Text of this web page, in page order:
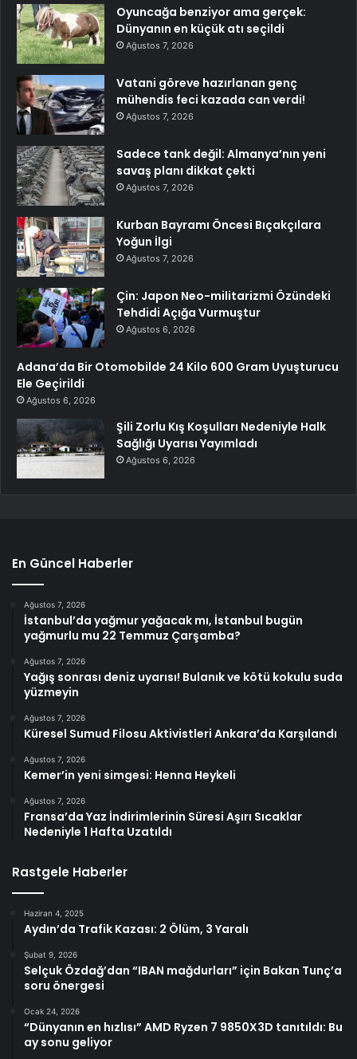
Oyuncağa benziyor ama gerçek:
Dünyanın en küçük atı seçildi
Ağustos 7, 2026
Vatani göreve hazırlanan genç
mühendis feci kazada can verdi!
Ağustos 7, 2026
Sadece tank değil: Almanya’nın yeni
savaş planı dikkat çekti
Ağustos 7, 2026
Kurban Bayramı Öncesi Bıçakçılara
Yoğun İlgi
Ağustos 7, 2026
Çin: Japon Neo-militarizmi Özündeki
Tehdidi Açığa Vurmuştur
Ağustos 6, 2026
Adana’da Bir Otomobilde 24 Kilo 600 Gram Uyuşturucu
Ele Geçirildi
Ağustos 6, 2026
Şili Zorlu Kış Koşulları Nedeniyle Halk
Sağlığı Uyarısı Yayımladı
Ağustos 6, 2026
En Güncel Haberler
Ağustos 7, 2026
İstanbul’da yağmur yağacak mı, İstanbul bugün
yağmurlu mu 22 Temmuz Çarşamba?
Ağustos 7, 2026
Yağış sonrası deniz uyarısı! Bulanık ve kötü kokulu suda
yüzmeyin
Ağustos 7, 2026
Küresel Sumud Filosu Aktivistleri Ankara’da Karşılandı
Ağustos 7, 2026
Kemer’in yeni simgesi: Henna Heykeli
Ağustos 7, 2026
Fransa’da Yaz İndirimlerinin Süresi Aşırı Sıcaklar
Nedeniyle 1 Hafta Uzatıldı
Rastgele Haberler
Haziran 4, 2025
Aydın’da Trafik Kazası: 2 Ölüm, 3 Yaralı
Şubat 9, 2026
Selçuk Özdağ’dan “IBAN mağdurları” için Bakan Tunç’a
soru önergesi
Ocak 24, 2026
“Dünyanın en hızlısı” AMD Ryzen 7 9850X3D tanıtıldı: Bu
ay sonu geliyor